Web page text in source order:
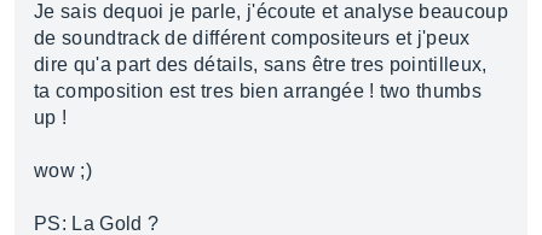
Je sais dequoi je parle, j'écoute et analyse beaucoup
de soundtrack de différent compositeurs et j'peux
dire qu'a part des détails, sans être tres pointilleux,
ta composition est tres bien arrangée ! two thumbs
up !
wow ;)
PS: La Gold ?